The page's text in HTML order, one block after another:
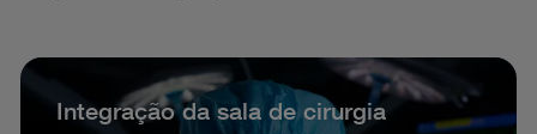
Integração da sala de cirurgia